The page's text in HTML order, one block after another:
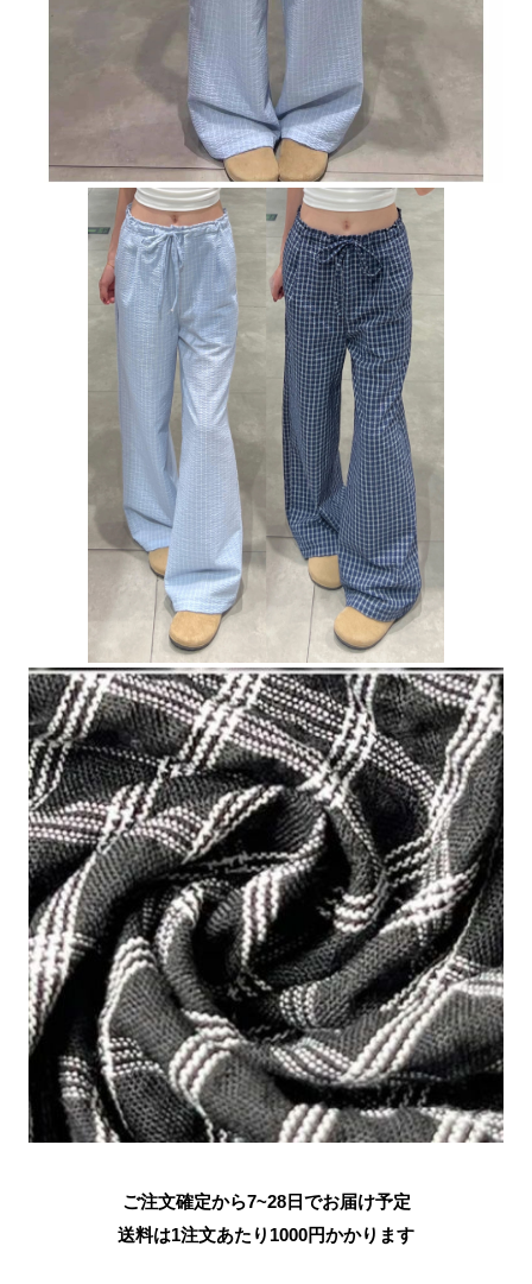
ご注文確定から7~28日でお届け予定
送料は1注文あたり 1000円かかります